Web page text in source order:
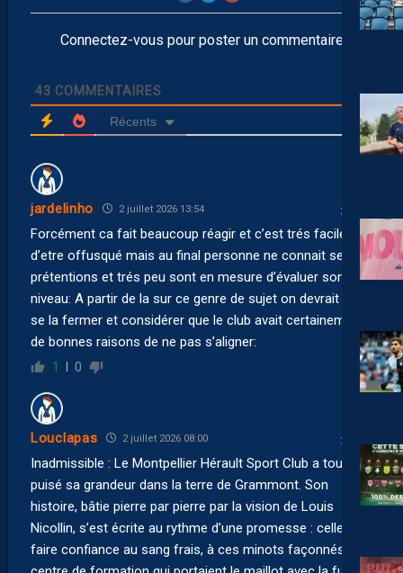
Connectez-vous pour poster un commentaire
43 COMMENTAIRES
Récents
jardelinho 2 juillet 2026 13:54
Forcément ca fait beaucoup réagir et c’est trés facile
d’etre offusqué mais au final personne ne connait ses
prétentions et trés peu sont en mesure d’évaluer son vrai
niveau: A partir de la sur ce genre de sujet on devrait juste
se la fermer et considérer que le club avait certainement
de bonnes raisons de ne pas s’aligner:
1 0
Louclapas 2 juillet 2026 08:00
Inadmissible : Le Montpellier Hérault Sport Club a toujours
puisé sa grandeur dans la terre de Grammont. Son
histoire, bâtie pierre par pierre par la vision de Louis
Nicollin, s’est écrite au rythme d’une promesse : celle de
faire confiance au sang frais, à ces minots façonnés au